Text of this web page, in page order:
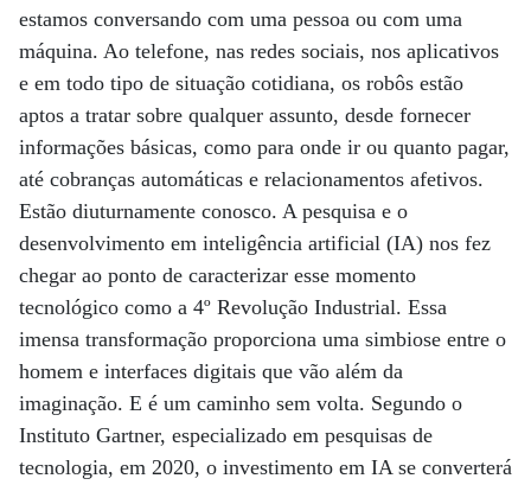
estamos conversando com uma pessoa ou com uma
máquina. Ao telefone, nas redes sociais, nos aplicativos
e em todo tipo de situação cotidiana, os robôs estão
aptos a tratar sobre qualquer assunto, desde fornecer
informações básicas, como para onde ir ou quanto pagar,
até cobranças automáticas e relacionamentos afetivos.
Estão diuturnamente conosco. A pesquisa e o
desenvolvimento em inteligência artificial (IA) nos fez
chegar ao ponto de caracterizar esse momento
tecnológico como a 4º Revolução Industrial. Essa
imensa transformação proporciona uma simbiose entre o
homem e interfaces digitais que vão além da
imaginação. E é um caminho sem volta. Segundo o
Instituto Gartner, especializado em pesquisas de
tecnologia, em 2020, o investimento em IA se converterá